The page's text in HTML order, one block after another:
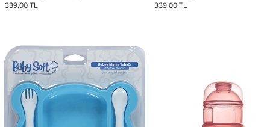
339,00 TL
339,00 TL